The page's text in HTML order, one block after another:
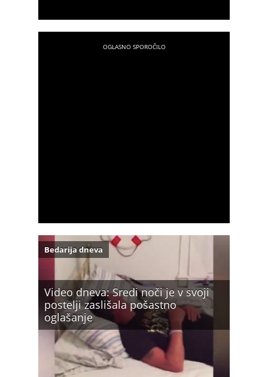
Video dneva: Sredi noči je v svoji
postelji zaslišala pošastno
oglašanje
Bedarija dneva